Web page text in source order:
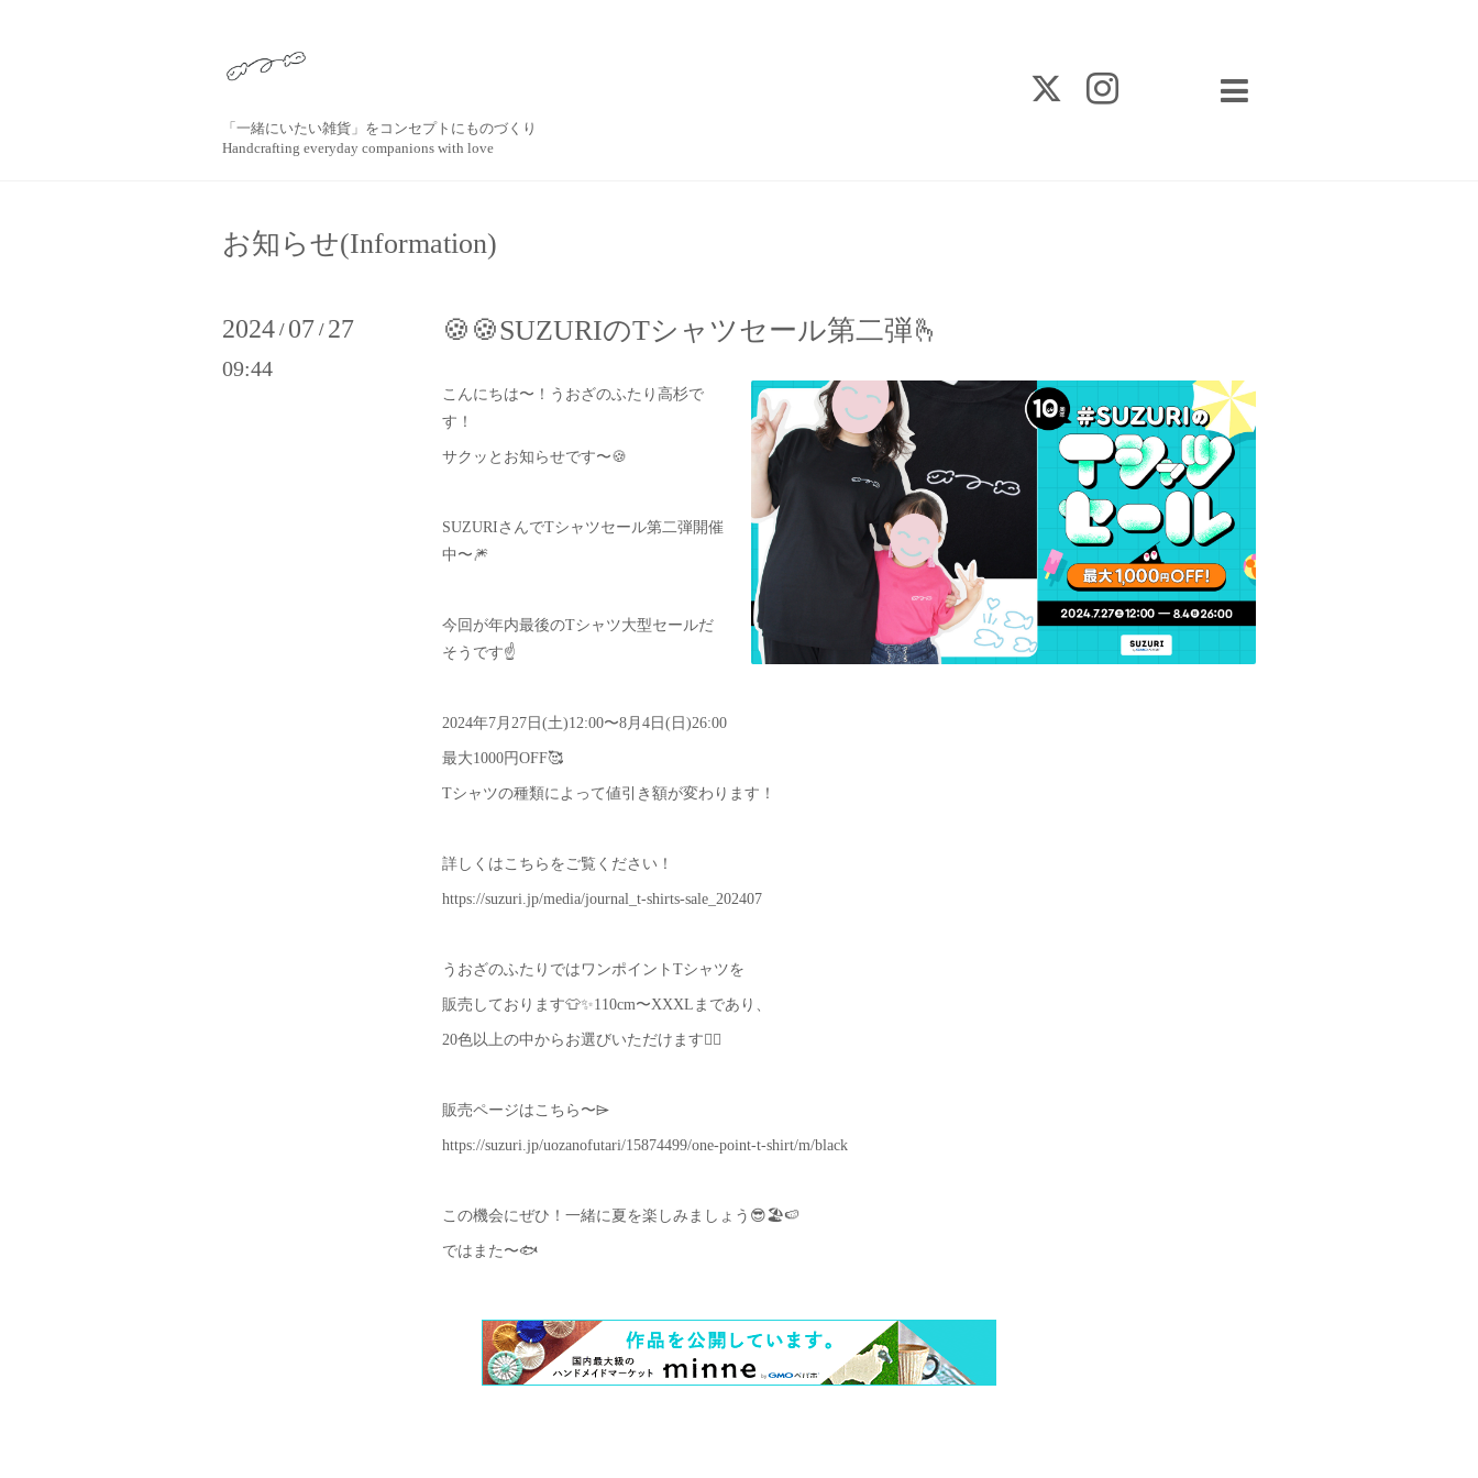
「一緒にいたい雑貨」をコンセプトにものづくり
Handcrafting everyday companions with love
お知らせ(Information)
2024 / 07 / 27
09:44
🍪🍪SUZURIのTシャツセール第二弾🫰
こんにちは〜！うおざのふたり高杉で
す！
サクッとお知らせです〜🍪
SUZURIさんでTシャツセール第二弾開催
中〜🎆
今回が年内最後のTシャツ大型セールだ
そうです☝️
2024年7月27日(土)12:00〜8月4日(日)26:00
最大1000円OFF🥰
Tシャツの種類によって値引き額が変わります！
詳しくはこちらをご覧ください！
https://suzuri.jp/media/journal_t-shirts-sale_202407
うおざのふたりではワンポイントTシャツを
販売しております👕✨110cm〜XXXLまであり、
20色以上の中からお選びいただけます🙆‍♀️
販売ページはこちら〜⌲
https://suzuri.jp/uozanofutari/15874499/one-point-t-shirt/m/black
この機会にぜひ！一緒に夏を楽しみましょう😎🏖️🍉
ではまた〜🐟